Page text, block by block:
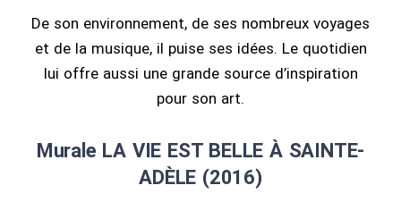
De son environnement, de ses nombreux voyages
et de la musique, il puise ses idées. Le quotidien
lui offre aussi une grande source d’inspiration
pour son art.
Murale LA VIE EST BELLE À SAINTE-
ADÈLE (2016)